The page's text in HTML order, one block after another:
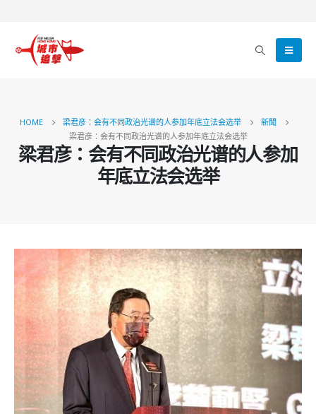
HOME 梁君彦：会有不同政治光谱的人参加年底立法会选举
新聞
梁君彦：会有不同政治光谱的人参加年底立法会选举
梁君彦：会有不同政治光谱的人参加
年底立法会选举